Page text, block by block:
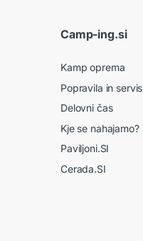
Camp-ing.si
Kamp oprema
Popravila in servis
Delovni čas
Kje se nahajamo?
Paviljoni.SI
Cerada.SI